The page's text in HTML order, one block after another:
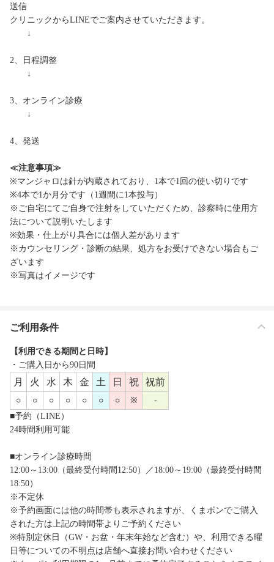
送信
クリニックからLINEでご案内させていただきます。
↓
2、日程調整
↓
3、オンライン診療
↓
4、発送
≪注意事項≫
※マンジャロは針が内蔵されており、1本で1回の使い切りです
※4本で1か月分です（1週間に1本投与）
※ご自宅にてご自身で注射をしていただくため、診察時に使用方
法について説明いたします
※効果・仕上がり具合には個人差があります
※カウンセリング・診断の結果、処方をお受けできない場合もご
ざいます
※写真はイメージです
ご利用条件
【利用できる期間と日時】
・ご購入日から90日間
月 火 水 木 金 土 日 祝 祝前
○ ○ ○ ○ ○ ○ ○ ※
-
■予約（LINE）
24時間利用可能
■オンライン診療時間
12:00～13:00（最終受付時間12:50）／18:00～19:00（最終受付時間
18:50）
※不定休
※予約画面には他の時間帯も表示されますが、くまポンでご購入
された方は上記の時間帯よりご予約ください
※特別定休日（GW・お盆・年末年始など含む）や、利用できる曜
日等についての不明点は店舗へ直接お問い合わせください